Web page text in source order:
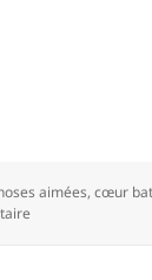
aimées,cœur